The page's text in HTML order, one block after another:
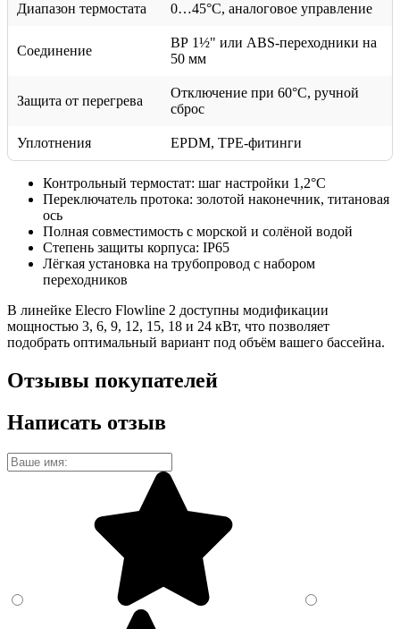
Диапазон термостата 0…45°C, аналоговое управление
Соединение
ВР 1½" или ABS-переходники на
50 мм
Защита от перегрева
Отключение при 60°C, ручной
сброс
Уплотнения EPDM, TPE-фитинги
Контрольный термостат: шаг настройки 1,2°C
Переключатель протока: золотой наконечник, титановая
ось
Полная совместимость с морской и солёной водой
Степень защиты корпуса: IP65
Лёгкая установка на трубопровод с набором
переходников
В линейке Elecro Flowline 2 доступны модификации
мощностью 3, 6, 9, 12, 15, 18 и 24 кВт, что позволяет
подобрать оптимальный вариант под объём вашего бассейна.
Отзывы покупателей
Написать отзыв